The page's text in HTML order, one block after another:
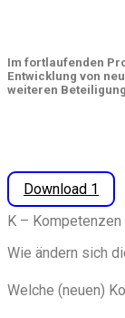
Im fortlaufenden
Entwicklung von
weiteren
Download 1
K –
Wie ändern sich
Welche (neuen)